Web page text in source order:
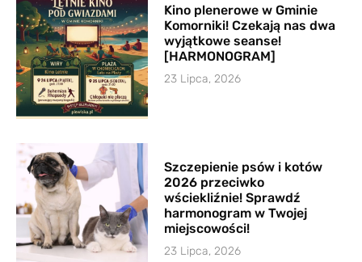
Kino plenerowe w Gminie
Komorniki! Czekają nas dwa
wyjątkowe seanse!
[HARMONOGRAM]
23 Lipca, 2026
Szczepienie psów i kotów
2026 przeciwko
wściekliźnie! Sprawdź
harmonogram w Twojej
miejscowości!
23 Lipca, 2026